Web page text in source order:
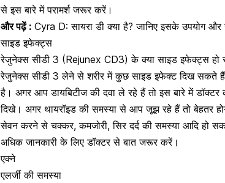
से इस बारे में परामर्श जरूर करें।
और पढ़ें : Cyra D: सायरा डी क्या है? जानिए इसके उपयोग
साइड इफेक्ट्स
रेजुनेक्स सीडी 3 (Rejunex CD3) के क्या साइड इफेक्ट्स हो
रेजुनेक्स सीडी 3 लेने से शरीर में कुछ साइड इफेक्ट दिख सकते
है। अगर आप डायबिटीज की दवा ले रहे हैं तो इस बारे में डॉक्टर
दिखे। अगर थायरॉइड की समस्या से आप जूझ रहे हैं तो बेहतर
सेवन करने से चक्कर, कमजोरी, सिर दर्द की समस्या आदि हो
अधिक जानकारी के लिए डॉक्टर से बात जरूर करें।
एक्ने
एलर्जी की समस्या